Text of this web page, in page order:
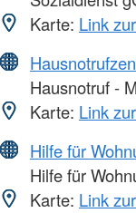
Karte: Link
Hausnotruf -
Karte: Link
Hilfe für
Hilfe für
Karte: Link